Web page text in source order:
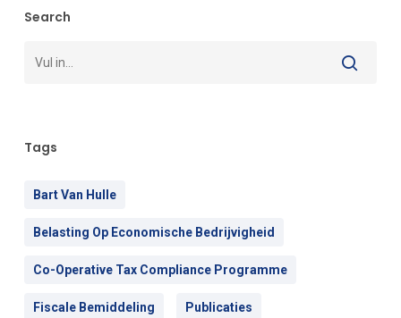
Search
Tags
Bart Van Hulle
Belasting Op Economische Bedrijvigheid
Co-Operative Tax Compliance Programme
Fiscale Bemiddeling Publicaties